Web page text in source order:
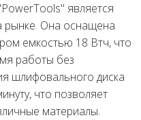
является
рынке. Она оснащена
емкостью 18 Втч, что
работы без
шлифовального диска
что позволяет
материалы.